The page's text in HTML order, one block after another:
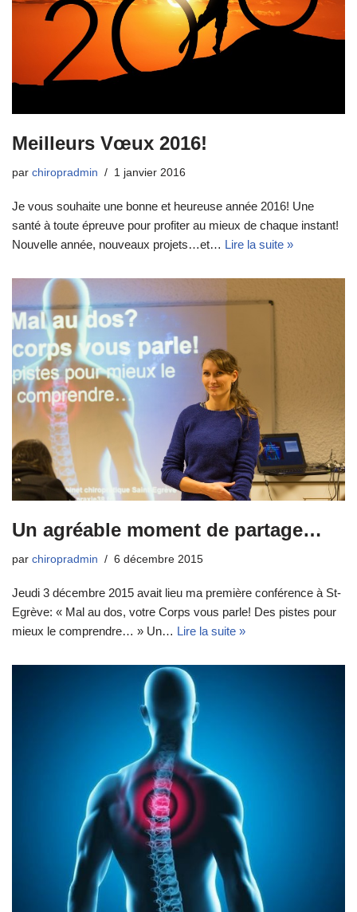
Meilleurs Vœux 2016!
par chiropradmin 1 janvier 2016
Je vous souhaite une bonne et heureuse année 2016! Une
santé à toute épreuve pour profiter au mieux de chaque instant!
Nouvelle année, nouveaux projets…et… Lire la suite »
Un agréable moment de partage…
par chiropradmin 6 décembre 2015
Jeudi 3 décembre 2015 avait lieu ma première conférence à St-
Egrève: « Mal au dos, votre Corps vous parle! Des pistes pour
mieux le comprendre… » Un… Lire la suite »